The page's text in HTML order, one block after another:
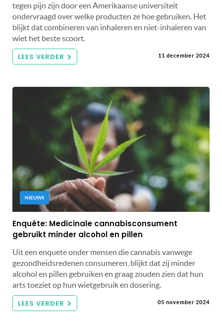
tegen pijn zijn door een Amerikaanse universiteit
ondervraagd over welke producten ze hoe gebruiken. Het
blijkt dat combineren van inhaleren en niet-inhaleren van
wiet het beste scoort.
LEES VERDER 11 december 2024
NIEUWS
Enquête: Medicinale cannabisconsument
gebruikt minder alcohol en pillen
Uit een enquete onder mensen die cannabis vanwege
gezondheidsredenen consumeren, blijkt dat zij minder
alcohol en pillen gebruiken en graag zouden zien dat hun
arts toeziet op hun wietgebruik en dosering.
LEES VERDER 05 november 2024